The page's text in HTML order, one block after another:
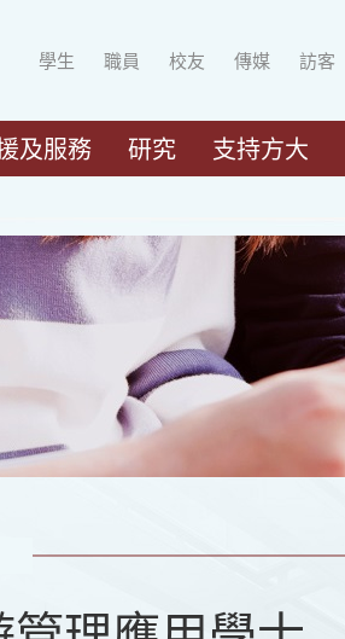
學生 職員 校友 傳媒 訪客
及服務 研究 支持方大